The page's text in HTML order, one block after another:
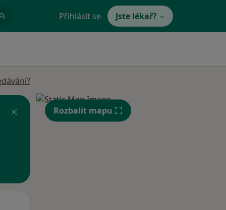
Přihlásit se Jste lékař?
Rozbalit mapu